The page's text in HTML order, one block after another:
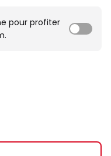
pour profiter